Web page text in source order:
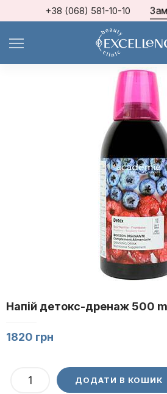
+38 (068) 581-10-10
Напій детокс-дренаж
Напій детокс-дренаж 500
1820 грн
ДОДАТИ В КОШИК